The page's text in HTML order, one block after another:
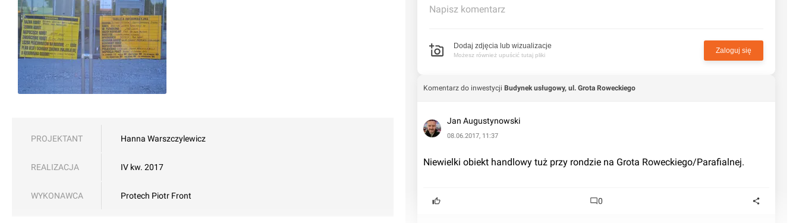
PROJEKTANT Hanna Warszczylewicz
REALIZACJA IV kw. 2017
WYKONAWCA Protech Piotr Front
Napisz komentarz
Dodaj zdjęcia lub wizualizacje
Możesz również upuścić tutaj pliki
Zaloguj się
Komentarz do inwestycji Budynek usługowy, ul. Grota Roweckiego
Jan Augustynowski
08.06.2017, 11:37
Niewielki obiekt handlowy tuż przy rondzie na Grota Roweckiego/Parafialnej.
0